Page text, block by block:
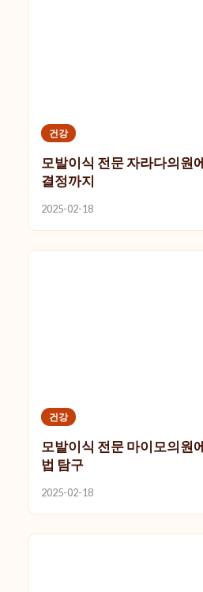
건강
모발이식 전문 자라다의원
결정까지
2025-02-18
건강
모발이식 전문 마이모의원
법 탐구
2025-02-18